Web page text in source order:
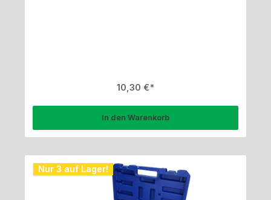
Regulärer Preis:
10,30 €
In den Warenkorb
Nur 3 auf Lager!